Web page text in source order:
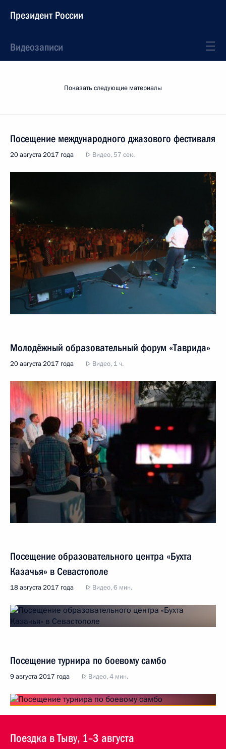
Президент России
Видеозаписи
Показать следующие материалы
Посещение международного джазового фестиваля
20 августа 2017 года Видео, 57 сек.
Молодёжный образовательный форум «Таврида»
20 августа 2017 года Видео, 1 ч.
Посещение образовательного центра «Бухта
Казачья» в Севастополе
18 августа 2017 года Видео, 6 мин.
Посещение турнира по боевому самбо
9 августа 2017 года Видео, 4 мин.
Поездка в Тыву, 1–3 августа